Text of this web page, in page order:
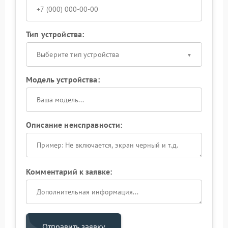
Тип устройства:
Выберите тип устройства
Модель устройства:
Описание неисправности:
Комментарий к заявке: